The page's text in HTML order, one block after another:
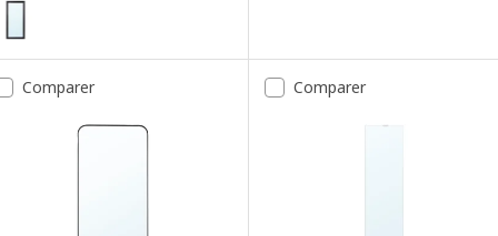
: TOFTBYN, Miroir, noir, 75x165 cm
Comparer Comparer